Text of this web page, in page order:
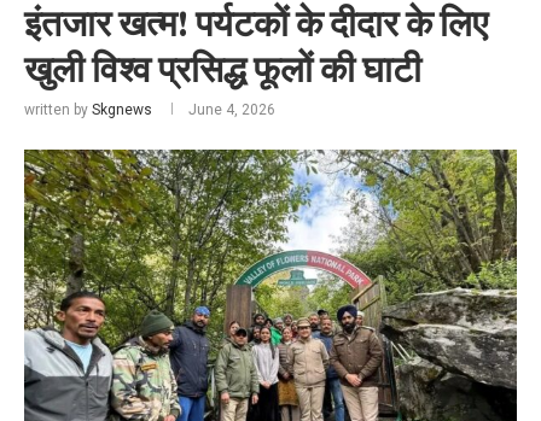
इंतजार खत्म! पर्यटकों के दीदार के लिए
खुली विश्व प्रसिद्ध फूलों की घाटी
written by Skgnews June 4, 2026